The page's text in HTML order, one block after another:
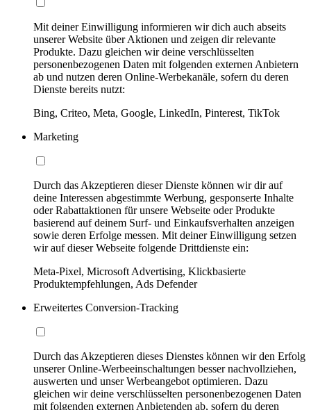
Mit deiner Einwilligung informieren wir dich auch abseits
unserer Website über Aktionen und zeigen dir relevante
Produkte. Dazu gleichen wir deine verschlüsselten
personenbezogenen Daten mit folgenden externen Anbietern
ab und nutzen deren Online-Werbekanäle, sofern du deren
Dienste bereits nutzt:
Bing, Criteo, Meta, Google, LinkedIn, Pinterest, TikTok
Marketing
Durch das Akzeptieren dieser Dienste können wir dir auf
deine Interessen abgestimmte Werbung, gesponserte Inhalte
oder Rabattaktionen für unsere Webseite oder Produkte
basierend auf deinem Surf- und Einkaufsverhalten anzeigen
sowie deren Erfolge messen. Mit deiner Einwilligung setzen
wir auf dieser Webseite folgende Drittdienste ein:
Meta-Pixel, Microsoft Advertising, Klickbasierte
Produktempfehlungen, Ads Defender
Erweitertes Conversion-Tracking
Durch das Akzeptieren dieses Dienstes können wir den Erfolg
unserer Online-Werbeeinschaltungen besser nachvollziehen,
auswerten und unser Werbeangebot optimieren. Dazu
gleichen wir deine verschlüsselten personenbezogenen Daten
mit folgenden externen Anbietenden ab, sofern du deren